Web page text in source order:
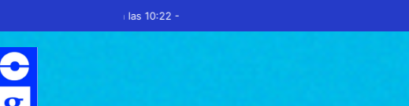
de 2026 y son las 10:22 -